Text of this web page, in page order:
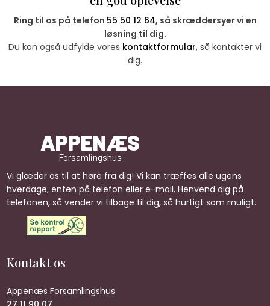
Ring til os på telefon 55 50 12 64, så skræddersyer vi en
løsning til dig.​
Du kan også udfylde vores kontaktformular, så kontakter vi
dig.​
APPENÆS
Forsamlingshus​
​​​Vi glæder os til at høre fra dig! Vi kan træffes alle ugens
hverdage, enten på telefon eller e-mail. Henvend dig på
telefonen, så vender vi tilbage til dig, så hurtigt som muligt.
Kontakt os
Appenæs Forsamlingshus